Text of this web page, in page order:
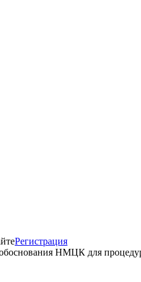
Регистрация
НМЦК для